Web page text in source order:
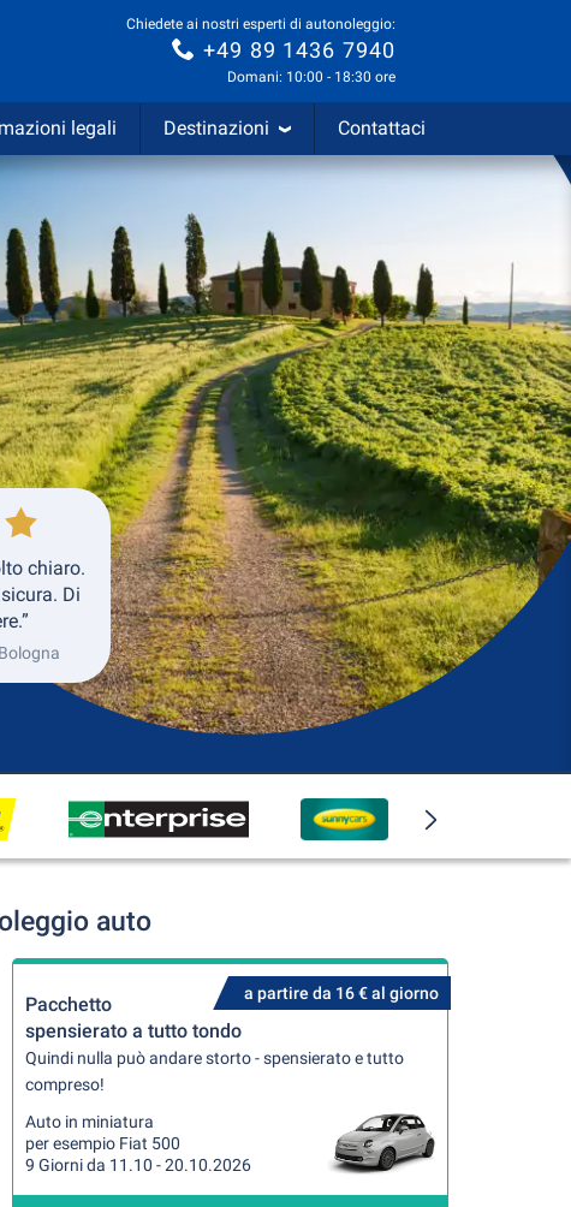
Chiedete ai nostri esperti di autonoleggio:
+49 89 1436 7940
Domani: 10:00 - 18:30 ore
legali Destinazioni Contattaci
chiaro.
Di
auto
a partire da 16 € al giorno
Pacchetto
spensierato a tutto tondo
Quindi nulla può andare storto - spensierato e tutto
compreso!
Auto in miniatura
per esempio Fiat 500
9 Giorni da 11.10 - 20.10.2026